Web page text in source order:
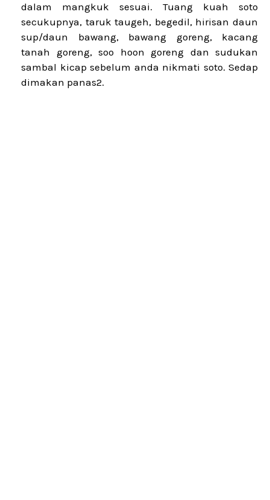
dalam mangkuk sesuai. Tuang kuah soto
secukupnya, taruk taugeh, begedil, hirisan daun
sup/daun bawang, bawang goreng, kacang
tanah goreng, soo hoon goreng dan sudukan
sambal kicap sebelum anda nikmati soto. Sedap
dimakan panas2.